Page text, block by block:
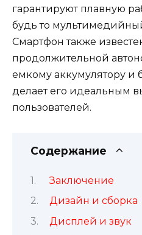
гарантируют плавную
будь то
Смартфон также
продолжительной
емкому аккумулятору и
делает его идеальным
пользователей.
Содержание
Заключение
Дизайн и сборка
Дисплей и звук